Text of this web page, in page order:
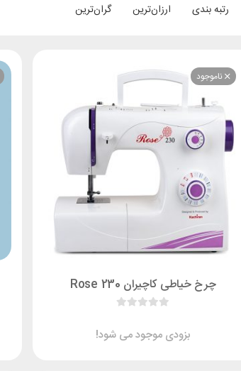
رتبه بندی ارزان‌ترین گران‌ترین
ناموجود
چرخ خیاطی کاچیران Rose 230
بزودی موجود می شود!